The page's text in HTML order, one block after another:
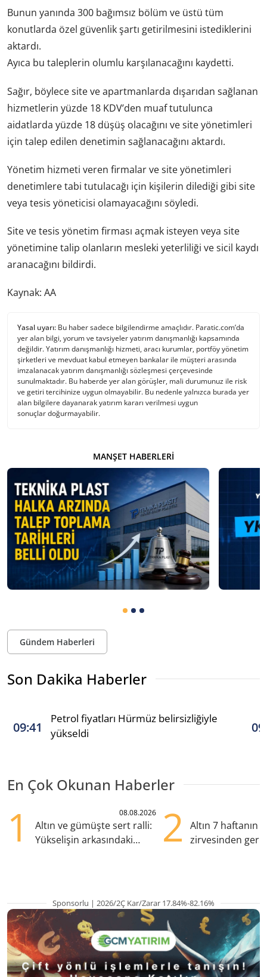
Bunun yanında 300 bağımsız bölüm ve üstü tüm
konutlarda özel güvenlik şartı getirilmesini istediklerini
aktardı.
Ayıca bu taleplerin olumlu karşılanacağını kaydetti.
Sağır, böylece site ve apartmanlarda dışarıdan sağlanan
hizmetlerin yüzde 18 KDV’den muaf tutulunca
aidatlarda yüzde 18 düşüş olacağını ve site yönetimleri
için talep edilen denetimin sağlanacağını aktardı.
Yönetim hizmeti veren firmalar ve site yönetimleri
denetimlere tabi tutulacağı için kişilerin dilediği gibi site
veya tesis yöneticisi olamayacağını söyledi.
Site ve tesis yönetim firması açmak isteyen veya site
yönetimine talip olanların mesleki yeterliliği ve sicil kaydı
aranacağını bildirdi.
Kaynak: AA
Yasal uyarı: Bu haber sadece bilgilendirme amaçlıdır. Paratic.com’da
yer alan bilgi, yorum ve tavsiyeler yatırım danışmanlığı kapsamında
değildir. Yatırım danışmanlığı hizmeti, aracı kurumlar, portföy yönetim
şirketleri ve mevduat kabul etmeyen bankalar ile müşteri arasında
imzalanacak yatırım danışmanlığı sözleşmesi çerçevesinde
sunulmaktadır. Bu haberde yer alan görüşler, mali durumunuz ile risk
ve getiri tercihinize uygun olmayabilir. Bu nedenle yalnızca burada yer
alan bilgilere dayanarak yatırım kararı verilmesi uygun
sonuçlar doğurmayabilir.
MANŞET HABERLERI
Gündem Haberleri
Son Dakika Haberler
09:41
Petrol fiyatları Hürmüz belirsizliğiyle
yükseldi
En Çok Okunan Haberler
1 08.08.2026
Altın ve gümüşte sert ralli:
Yükselişin arkasındaki
2
Altın 7 haftanın
zirvesinden
Sponsorlu | 2026/2Ç Kar/Zarar 17.84%-82.16%